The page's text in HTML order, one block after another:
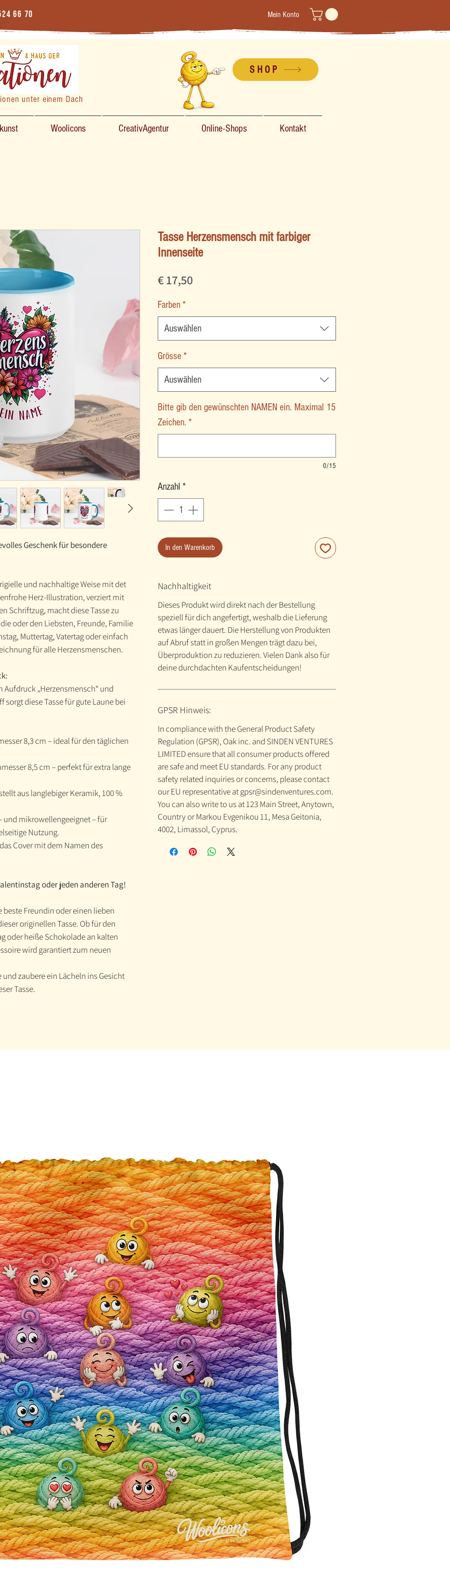
66 70 Mein Konto
unter einem Dach
SHOP
Woolicons CreativAgentur Online-Shops Kontakt
Geschenk für besondere
und nachhaltige Weise mit det
Herz-Illustration, verziert mit
Schriftzug, macht diese Tasse zu
oder den Liebsten, Freunde, Familie
Muttertag, Vatertag oder einfach
für alle Herzensmenschen.
Aufdruck „Herzensmensch“ und
sorgt diese Tasse für gute Laune bei
8,3 cm – ideal für den täglichen
8,5 cm – perfekt für extra lange
aus langlebiger Keramik, 100 %
und mikrowellengeeignet – für
Nutzung.
Cover mit dem Namen des
oder jeden anderen Tag!
beste Freundin oder einen lieben
originellen Tasse. Ob für den
oder heiße Schokolade an kalten
wird garantiert zum neuen
zaubere ein Lächeln ins Gesicht
Tasse.
Tasse Herzensmensch mit farbiger
Innenseite
€ 17,50
Farben *
Auswählen
Grösse *
Auswählen
Bitte gib den gewünschten NAMEN ein. Maximal 15
Zeichen. *
0/15
Anzahl *
In den Warenkorb
Nachhaltigkeit
Dieses Produkt wird direkt nach der Bestellung
speziell für dich angefertigt, weshalb die Lieferung
etwas länger dauert. Die Herstellung von Produkten
auf Abruf statt in großen Mengen trägt dazu bei,
Überproduktion zu reduzieren. Vielen Dank also für
deine durchdachten Kaufentscheidungen!
GPSR Hinweis:
In compliance with the General Product Safety
Regulation (GPSR), Oak inc. and SINDEN VENTURES
LIMITED ensure that all consumer products offered
are safe and meet EU standards. For any product
safety related inquiries or concerns, please contact
our EU representative at gpsr@sindenventures.com.
You can also write to us at 123 Main Street, Anytown,
Country or Markou Evgenikou 11, Mesa Geitonia,
4002, Limassol, Cyprus.